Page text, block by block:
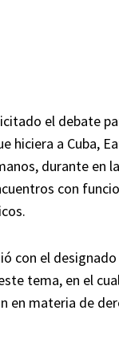
el debate
hiciera a Cuba,
durante en
con
con el
tema, en el
en materia de